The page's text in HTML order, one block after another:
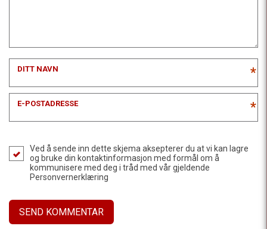
DITT NAVN *
E-POSTADRESSE *
Ved å sende inn dette skjema aksepterer du at vi kan lagre
og bruke din kontaktinformasjon med formål om å
kommunisere med deg i tråd med vår gjeldende
Personvernerklæring